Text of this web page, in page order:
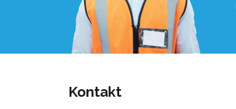
Kontakt